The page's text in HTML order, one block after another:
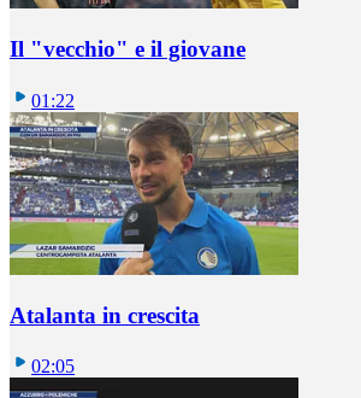
Il "vecchio" e il giovane
01:22
Atalanta in crescita
02:05